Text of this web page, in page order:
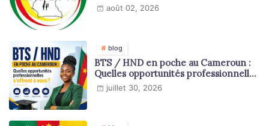
août 02, 2026
blog
BTS / HND en poche au Cameroun :
Quelles opportunités professionnelles
s'offrent à vous ?
juillet 30, 2026